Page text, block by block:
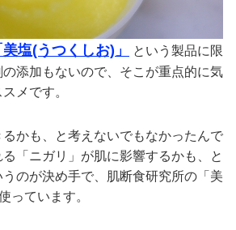
塩(うつくしお)」
という製品に限
添加もないので、そこが重点的に気
メです。
かも、と考えないでもなかったんで
「ニガリ」が肌に影響するかも、と
のが決め手で、肌断食研究所の「美
っています。